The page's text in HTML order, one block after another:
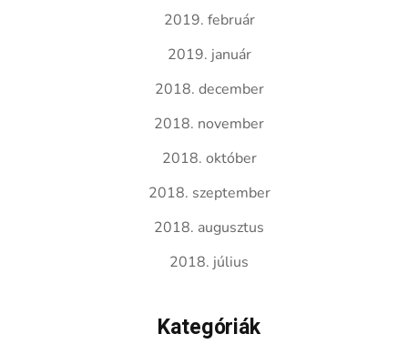
2019. február
2019. január
2018. december
2018. november
2018. október
2018. szeptember
2018. augusztus
2018. július
Kategóriák